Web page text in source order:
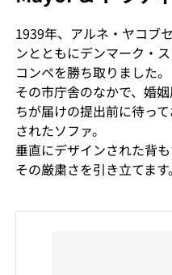
1939年、アルネ・ヤコブ
ンとともにデンマーク・
コンペを勝ち取りました。
その市庁舎のなかで、婚
ちが届けの提出前に待っ
されたソファ。
垂直にデザインされた背
その厳粛さを引き立てます。